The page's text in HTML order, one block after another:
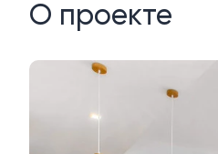
О проекте